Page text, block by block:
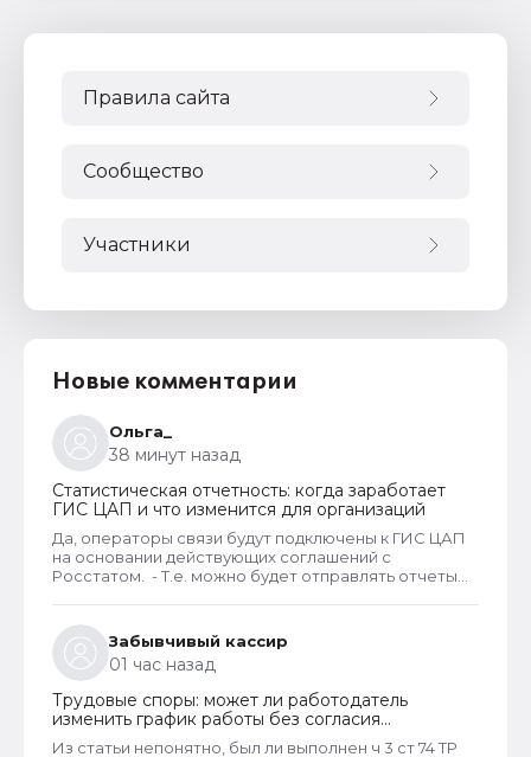
Правила сайта
Сообщество
Участники
Новые комментарии
Ольга_
38 минут назад
Статистическая отчетность: когда заработает
ГИС ЦАП и что изменится для организаций
Да, операторы связи будут подключены к ГИС ЦАП
на основании действующих соглашений с
Росстатом. - Т.е. можно будет отправлять отчеты
Забывчивый кассир
01 час назад
Трудовые споры: может ли работодатель
изменить график работы без согласия
сотрудника
Из статьи непонятно, был ли выполнен ч 3 ст 74 ТР